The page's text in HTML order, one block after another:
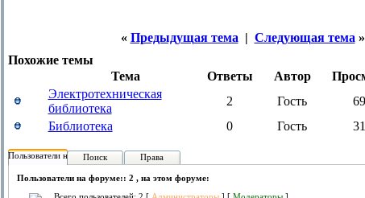
« Предыдущая тема | Следующая тема »
Похожие темы
Тема
Ответы Автор
Электротехническая
библиотека
2 Гость
Библиотека
0 Гость
Пользователи на форуме:
Поиск Права
Пользователи на форуме:: 2 , на этом форуме: